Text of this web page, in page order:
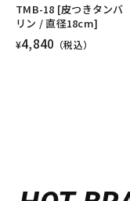
TMB-18 [皮つきタンバ
リン / 直径18cm]
¥4,840 （税込）